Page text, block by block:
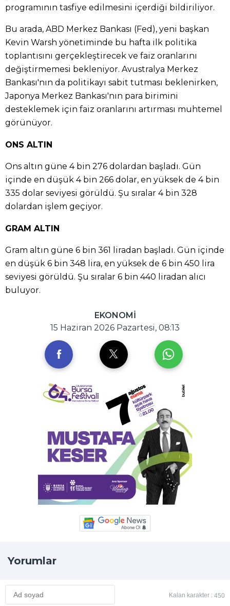
programının tasfiye edilmesini içerdiği bildiriliyor.
Bu arada, ABD Merkez Bankası (Fed), yeni başkan
Kevin Warsh yönetiminde bu hafta ilk politika
toplantısını gerçekleştirecek ve faiz oranlarını
değiştirmemesi bekleniyor. Avustralya Merkez
Bankası'nın da politikayı sabit tutması beklenirken,
Japonya Merkez Bankası'nın para birimini
desteklemek için faiz oranlarını artırması muhtemel
görünüyor.
ONS ALTIN
Ons altın güne 4 bin 276 dolardan başladı. Gün
içinde en düşük 4 bin 266 dolar, en yüksek de 4 bin
335 dolar seviyesi görüldü. Şu sıralar 4 bin 328
dolardan işlem geçiyor.
GRAM ALTIN
Gram altın güne 6 bin 361 liradan başladı. Gün içinde
en düşük 6 bin 348 lira, en yüksek de 6 bin 450 lira
seviyesi görüldü. Şu sıralar 6 bin 440 liradan alıcı
buluyor.
EKONOMİ
15 Haziran 2026 Pazartesi, 08:13
Yorumlar
Kalan karakter : 450